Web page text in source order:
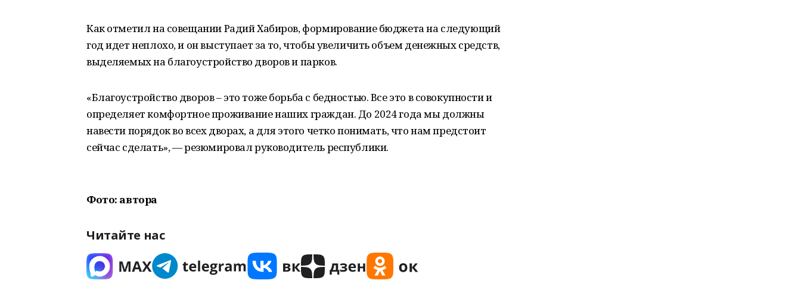
Как отметил на совещании Радий Хабиров, формирование бюджета на следующий
год идет неплохо, и он выступает за то, чтобы увеличить объем денежных средств,
выделяемых на благоустройство дворов и парков.
«Благоустройство дворов – это тоже борьба с бедностью. Все это в совокупности и
определяет комфортное проживание наших граждан. До 2024 года мы должны
навести порядок во всех дворах, а для этого четко понимать, что нам предстоит
сейчас сделать», — резюмировал руководитель республики.
Фото: автора
Читайте нас